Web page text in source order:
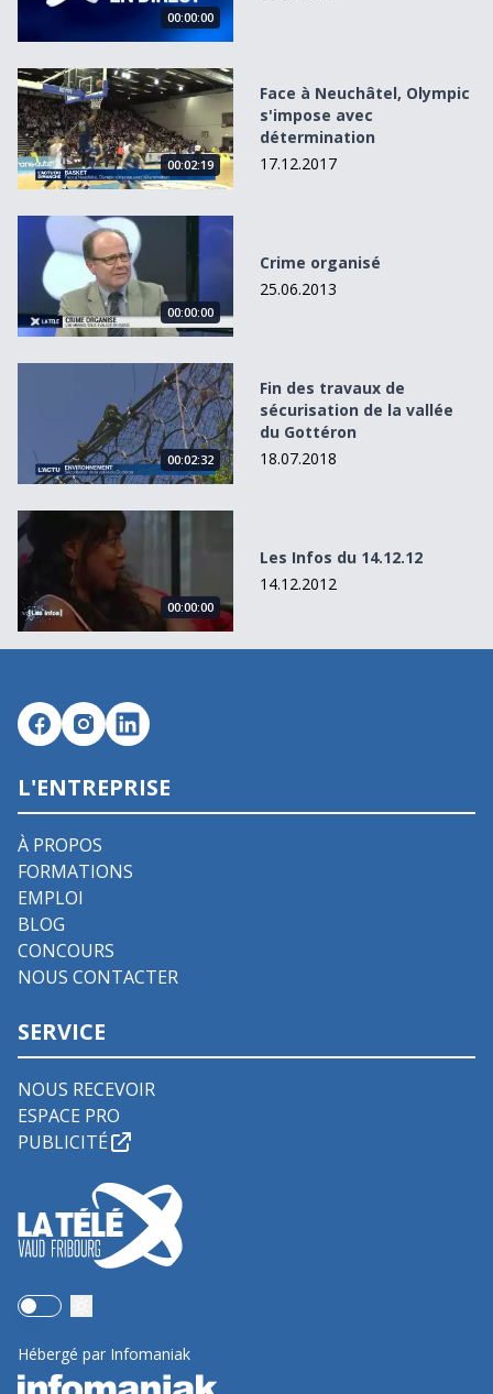
00:00:00
Face à Neuchâtel, Olympic s&#039;impose avec
00:02:19
Face à Neuchâtel, Olympic
s'impose avec
détermination
17.12.2017
Crime organisé
00:00:00
Crime organisé
25.06.2013
Fin des travaux de sécurisation de la vallée du Gottéron
00:02:32
Fin des travaux de
sécurisation de la vallée
du Gottéron
18.07.2018
Les Infos du 14.12.12
00:00:00
Les Infos du 14.12.12
14.12.2012
L'ENTREPRISE
À PROPOS
FORMATIONS
EMPLOI
BLOG
CONCOURS
NOUS CONTACTER
SERVICE
NOUS RECEVOIR
ESPACE PRO
PUBLICITÉ
Use setting
Hébergé par Infomaniak